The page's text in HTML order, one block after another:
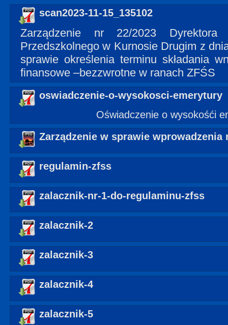
scan2023-11-15_135102
Zarządzenie nr 22/2023 Dyrektora
Przedszkolnego w Kurnosie Drugim z
sprawie określenia terminu składania
finansowe –bezzwrotne w ranach ZFŚS
oswiadczenie-o-wysokosci-emerytury
Oświadczenie o wysokośći
Zarządzenie w sprawie wprowadzenia
regulamin-zfss
zalacznik-nr-1-do-regulaminu-zfss
zalacznik-2
zalacznik-3
zalacznik-4
zalacznik-5